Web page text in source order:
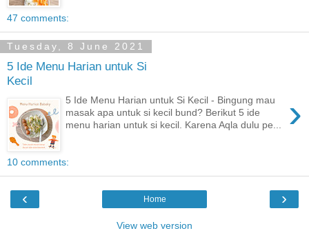
47 comments:
Tuesday, 8 June 2021
5 Ide Menu Harian untuk Si
Kecil
›
5 Ide Menu Harian untuk Si Kecil - Bingung mau
masak apa untuk si kecil bund? Berikut 5 ide
menu harian untuk si kecil. Karena Aqla dulu pe...
10 comments:
‹ ›
Home
View web version